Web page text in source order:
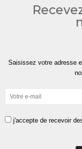
Saisissez votre adresse
j'accepte de recevoir